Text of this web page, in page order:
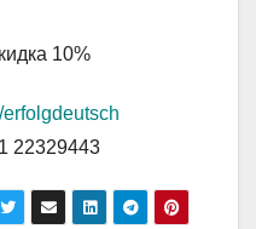
10%
erfolgdeutsch
22329443